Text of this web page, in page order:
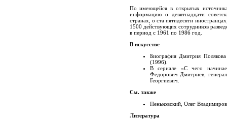
По имеющейся в открытых
информацию о девятнадцати
странах, о ста пятидесяти
1500 действующих сотрудников
в период с 1961 по 1986 год.
В искусстве
Биография Дмитрия
(1996).
В сериале «С чего
Федорович Дмитриев,
Георгиевич.
См. также
Пеньковский, Олег
Литература